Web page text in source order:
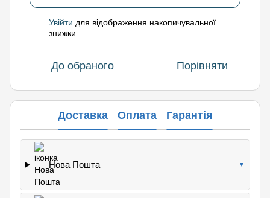
Увійти для відображення накопичувальної
знижки
До обраного Порівняти
Доставка Оплата Гарантія
Нова Пошта ▼